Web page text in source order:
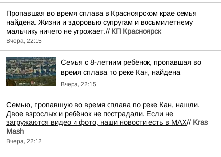
Пропавшая во время сплава в Красноярском крае семья
найдена. Жизни и здоровью супругам и восьмилетнему
мальчику ничего не угрожает.// КП Красноярск
Вчера, 22:15
Семья с 8-летним ребёнок, пропавшая во
время сплава по реке Кан, найдена
Вчера, 22:15
Семью, пропавшую во время сплава по реке Кан, нашли.
Двое взрослых и ребёнок не пострадали. Если не
загружаются видео и фото, наши новости есть в MAX// Kras
Mash
Вчера, 22:12